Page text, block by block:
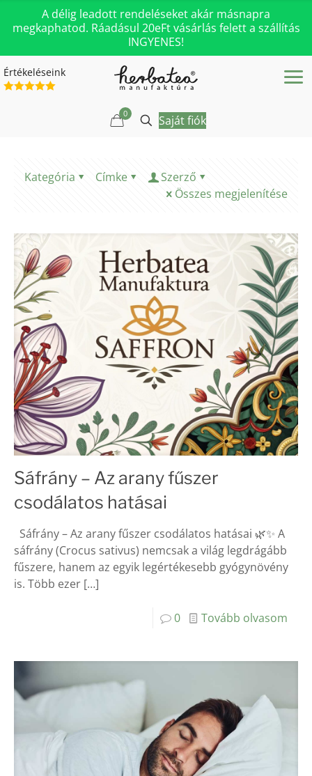
A délig leadott rendeléseket akár másnapra
megkaphatod. Ráadásul 20eFt vásárlás felett a szállítás
INGYENES!
Értékeléseink
0 Saját fiók
Kategória Címke
Szerző
Összes megjelenítése
Sáfrány – Az arany fűszer
csodálatos hatásai
Sáfrány – Az arany fűszer csodálatos hatásai 🌿✨ A
sáfrány (Crocus sativus) nemcsak a világ legdrágább
fűszere, hanem az egyik legértékesebb gyógynövény
is. Több ezer […]
0 Tovább olvasom